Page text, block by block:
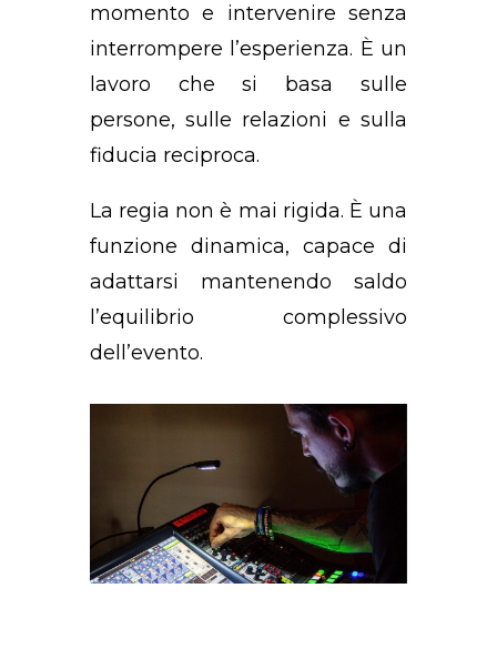
momento e intervenire senza
interrompere l’esperienza. È un
lavoro che si basa sulle
persone, sulle relazioni e sulla
fiducia reciproca.
La regia non è mai rigida. È una
funzione dinamica, capace di
adattarsi mantenendo saldo
l’equilibrio complessivo
dell’evento.